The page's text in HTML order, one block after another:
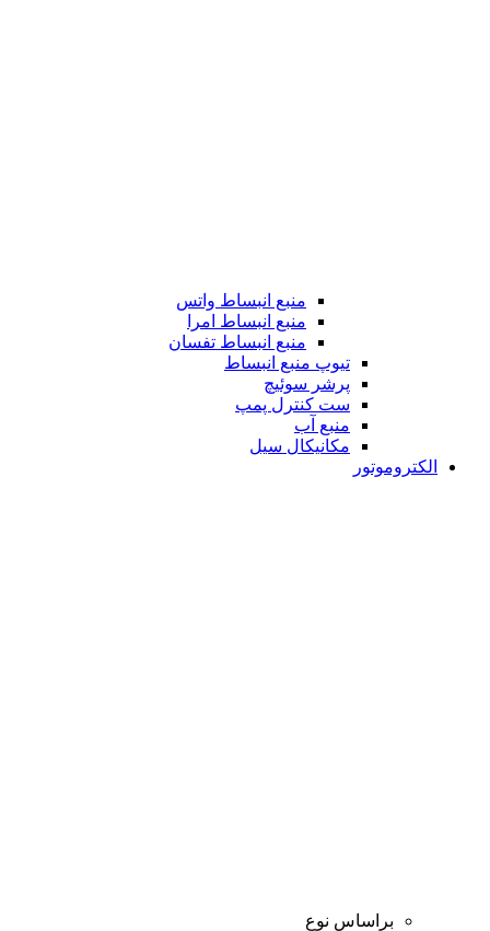
منبع انبساط واتس
منبع انبساط امرا
منبع انبساط تفسان
تیوپ منبع انبساط
پرشر سوئیچ
ست کنترل پمپ
منبع آب
مکانیکال سیل
الکتروموتور
براساس نوع